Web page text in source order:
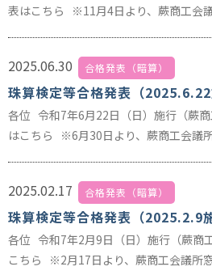
表はこちら ※11月4日より、蕨商工会
2025.06.30 合格発表（暗算）
珠算検定等合格発表（2025.6.22
各位 令和7年6月22日（日）施行（蕨
はこちら ※6月30日より、蕨商工会議
2025.02.17 合格発表（暗算）
珠算検定等合格発表（2025.2.9施
各位 令和7年2月9日（日）施行（蕨商
こちら ※2月17日より、蕨商工会議所